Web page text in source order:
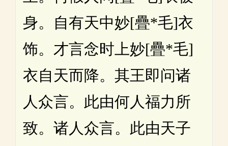
身。自有天中妙[疊*毛]衣
饰。才言念时上妙[疊*毛]
衣自天而降。其王即问诸
人众言。此由何人福力所
致。诸人众言。此由天子